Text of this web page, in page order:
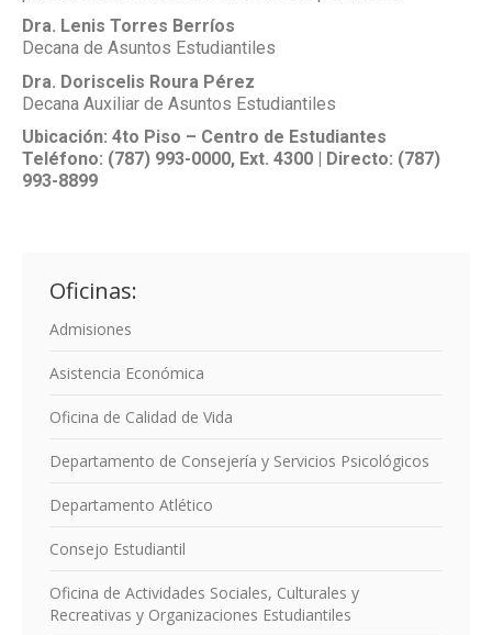
Dra. Lenis Torres Berríos
Decana de Asuntos Estudiantiles
Dra. Doriscelis Roura Pérez
Decana Auxiliar de Asuntos Estudiantiles
Ubicación: 4to Piso – Centro de Estudiantes
Teléfono: (787) 993-0000, Ext. 4300 | Directo: (787)
993-8899
Oficinas:
Admisiones
Asistencia Económica
Oficina de Calidad de Vida
Departamento de Consejería y Servicios Psicológicos
Departamento Atlético
Consejo Estudiantil
Oficina de Actividades Sociales, Culturales y
Recreativas y Organizaciones Estudiantiles